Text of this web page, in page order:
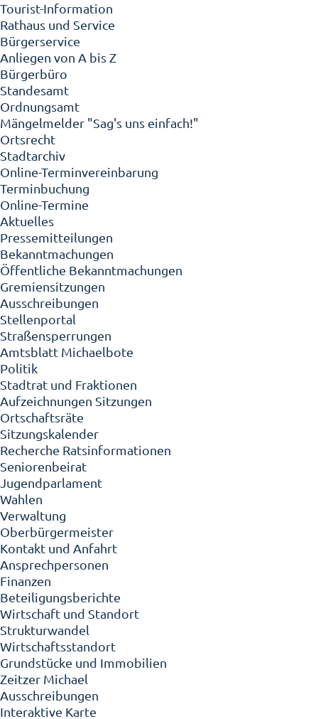
Tourist-Information
Rathaus und Service
Bürgerservice
Anliegen von A bis Z
Bürgerbüro
Standesamt
Ordnungsamt
Mängelmelder "Sag's uns einfach!"
Ortsrecht
Stadtarchiv
Online-Terminvereinbarung
Terminbuchung
Online-Termine
Aktuelles
Pressemitteilungen
Bekanntmachungen
Öffentliche Bekanntmachungen
Gremiensitzungen
Ausschreibungen
Stellenportal
Straßensperrungen
Amtsblatt Michaelbote
Politik
Stadtrat und Fraktionen
Aufzeichnungen Sitzungen
Ortschaftsräte
Sitzungskalender
Recherche Ratsinformationen
Seniorenbeirat
Jugendparlament
Wahlen
Verwaltung
Oberbürgermeister
Kontakt und Anfahrt
Ansprechpersonen
Finanzen
Beteiligungsberichte
Wirtschaft und Standort
Strukturwandel
Wirtschaftsstandort
Grundstücke und Immobilien
Zeitzer Michael
Ausschreibungen
Interaktive Karte